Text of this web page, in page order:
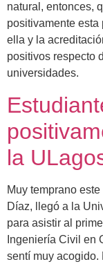
natural, entonces,
positivamente
ella y la
positivos respecto
universidades.
la
Muy temprano
Díaz, llegó a la
para asistir al
Ingeniería Civil en
sentí muy acogido.